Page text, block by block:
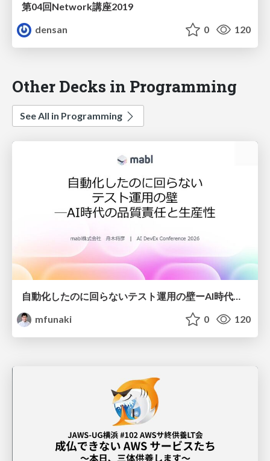
第04回Network講座2019
densan
0 120
Other Decks in Programming
See All in Programming
mfunaki
0 120